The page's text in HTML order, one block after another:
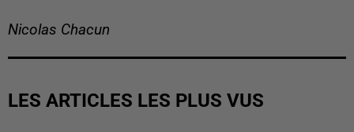
Nicolas Chacun
LES ARTICLES LES PLUS VUS